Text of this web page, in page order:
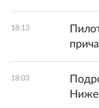
18:13
18:03